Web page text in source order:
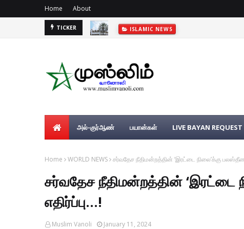
Home About
TICKER ISLAMIC NEWS
அல்-குர்ஆண் பயான்கள் LIVE BAYAN REQUEST
Home WORLD NEWS சர்வதேச நீதிமன்றத்தின் ‘இரட்டை நிலை’க்கு
சர்வதேச நீதிமன்றத்தின் ‘இரட்டை
எதிர்ப்பு...!
Muslim Vanoli January 11, 2024